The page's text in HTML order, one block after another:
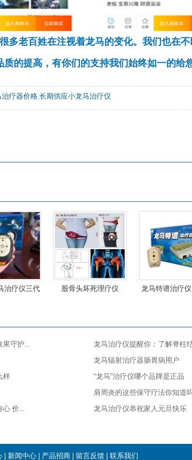
多老百姓在注视着龙马的变化。我们也在
质的提高，有你们的支持我们始终如一的给
治疗器价格,长期供应小龙马治疗仪
治疗仪三代 股骨头坏死理疗仪 龙马特谱治疗
果守护...
龙马治疗仪提醒你：了解脊柱
龙马辐射治疗器肠胃病用户
样
“龙马”治疗仪哪个品牌是正品
肩周炎的这些保守疗法你知道
心 价...
龙马治疗仪恭祝家人元旦快乐
| 新闻中心| 产品招商| 留言反馈| 联系我们